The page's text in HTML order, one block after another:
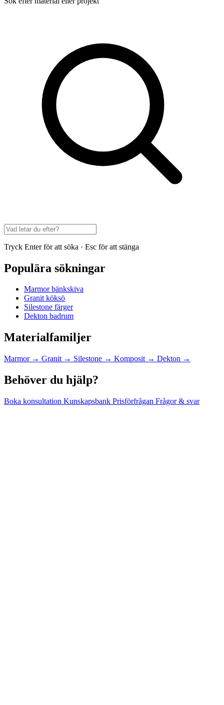
Tryck Enter för att söka · Esc för att stänga
Populära sökningar
Marmor bänkskiva
Granit köksö
Silestone färger
Dekton badrum
Materialfamiljer
Marmor → Granit → Silestone → Komposit → Dekton →
Behöver du hjälp?
Boka konsultation Kunskapsbank Prisförfrågan Frågor & svar